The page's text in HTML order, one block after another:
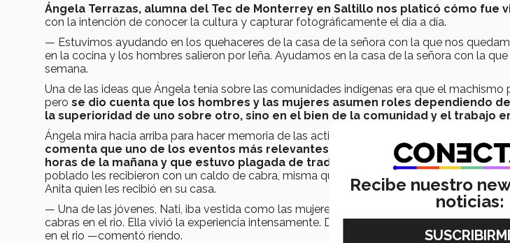
Ángela Terrazas, alumna del Tec de Monterrey en Saltillo nos platicó cómo fue
con la intención de conocer la cultura y capturar fotográficamente el día a día.
— Estuvimos ayudando en los quehaceres de la casa de la señora con la que nos
en la cocina y los hombres salieron por leña. Ayudamos en la casa de la señora con la
semana.
Una de las ideas que Ángela tenía sobre las comunidades indígenas era que el machismo
pero se dio cuenta que los hombres y las mujeres asumen roles dependiendo
la superioridad de uno sobre otro, sino en el bien de la comunidad y el trabajo
Ángela mira hacia arriba para hacer memoria de las actividades que realizaron durante su
comenta que uno de los eventos más relevantes fue una fiesta patronal que
horas de la mañana y que estuvo plagada de tradiciones.
Recuerda incluso que
poblado les recibieron con un caldo de cabra, misma que fue sacrificada en honor a los
Anita quien les recibió en su casa.
— Una de las jóvenes, Nati, iba vestida como las mujeres del lugar, incluso ella ayudó a
cabras en el rio. Ella vivió la experiencia intensamente. De hecho, creímos que se había
en el rio —comentó riendo.
Recibe nuestro
noticias: